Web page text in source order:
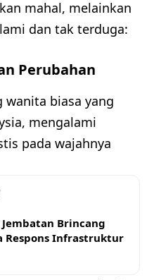
mahal, melainkan
dan tak terduga:
Perubahan
wanita biasa yang
mengalami
pada wajahnya
Brincang
Respons Infrastruktur